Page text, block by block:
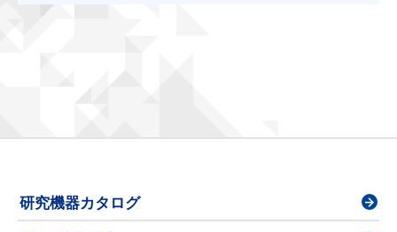
研究機器カタログ